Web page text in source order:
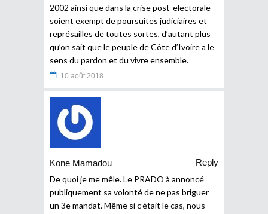
2002 ainsi que dans la crise post-electorale
soient exempt de poursuites judiciaires et
représailles de toutes sortes, d’autant plus
qu’on sait que le peuple de Côte d’Ivoire a le
sens du pardon et du vivre ensemble.
10 août 2018
Kone Mamadou
Reply
De quoi je me mêle. Le PRADO à annoncé
publiquement sa volonté de ne pas briguer
un 3e mandat. Même si c’était le cas, nous